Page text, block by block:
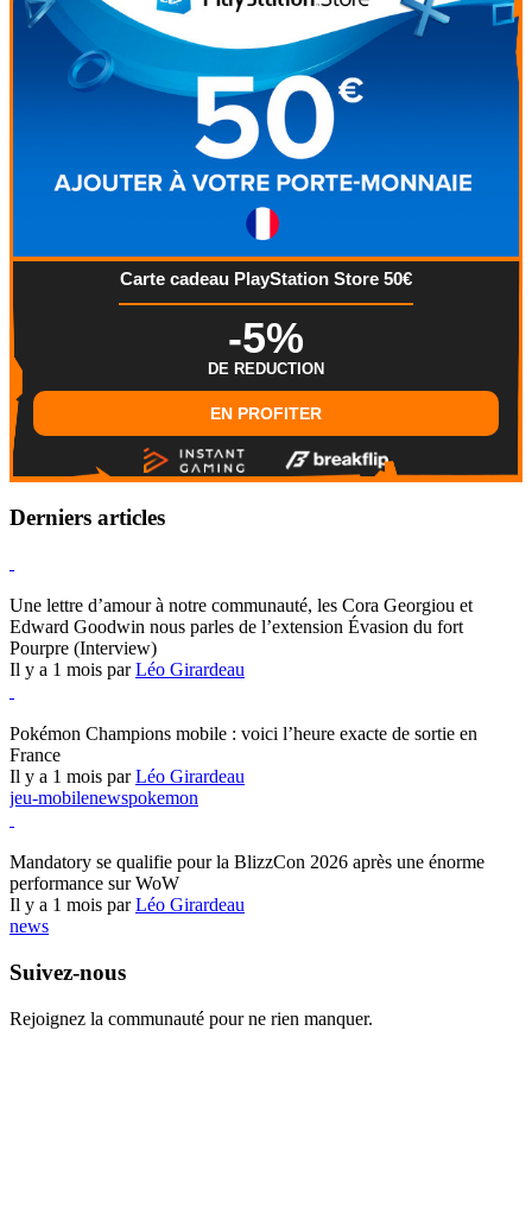
Carte cadeau PlayStation Store 50€
-5%
DE REDUCTION
EN PROFITER
Derniers articles
Une lettre d’amour à notre communauté, les Cora Georgiou et
Edward Goodwin nous parles de l’extension Évasion du fort
Pourpre (Interview)
Il y a 1 mois parLéo Girardeau
Pokémon Champions mobile : voici l’heure exacte de sortie en
France
Il y a 1 mois parLéo Girardeau
jeu-mobilenewspokemon
Mandatory se qualifie pour la BlizzCon 2026 après une énorme
performance sur WoW
Il y a 1 mois parLéo Girardeau
news
Suivez-nous
Rejoignez la communauté pour ne rien manquer.